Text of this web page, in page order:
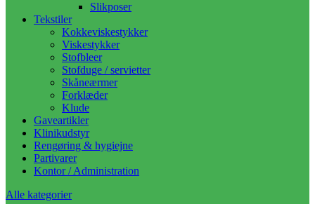
Slikposer
Tekstiler
Kokkeviskestykker
Viskestykker
Stofbleer
Stofduge / servietter
Skåneærmer
Forklæder
Klude
Gaveartikler
Klinikudstyr
Rengøring & hygiejne
Partivarer
Kontor / Administration
Alle kategorier